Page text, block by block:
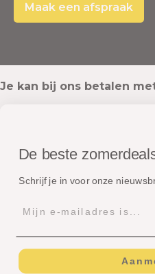
Maak een afspraak
Je kan bij ons betalen
Onze pakketten worden
© Copyright - Dé
De beste
Schrijf je in voor onze